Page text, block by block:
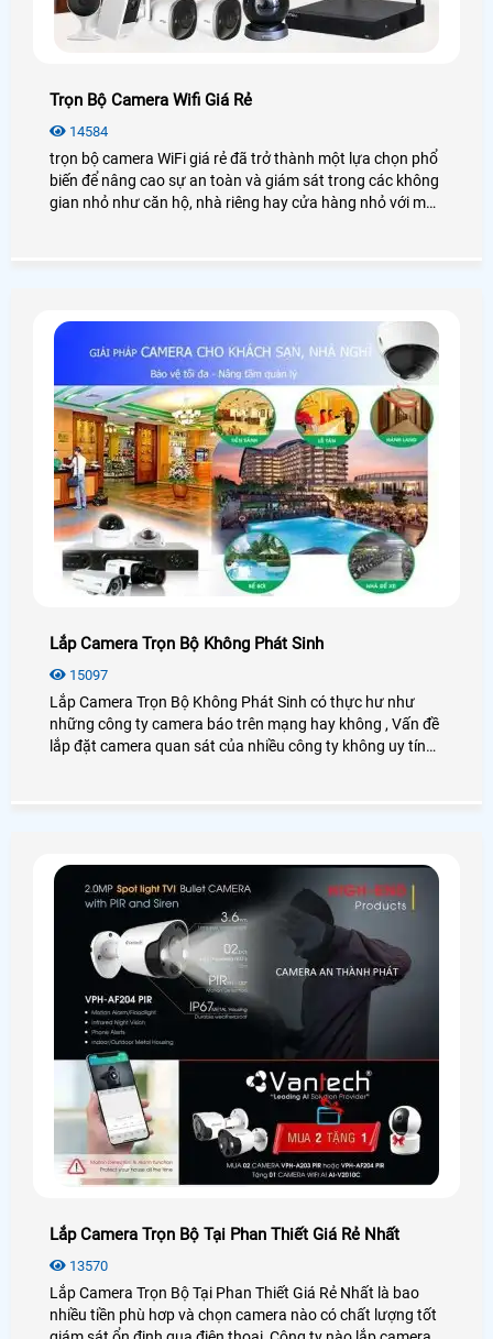
Trọn Bộ Camera Wifi Giá Rẻ
14584
trọn bộ camera WiFi giá rẻ đã trở thành một lựa chọn phổ
biến để nâng cao sự an toàn và giám sát trong các không
gian nhỏ như căn hộ, nhà riêng hay cửa hàng nhỏ với mức
Lắp Camera Trọn Bộ Không Phát Sinh
15097
Lắp Camera Trọn Bộ Không Phát Sinh có thực hư như
những công ty camera báo trên mạng hay không , Vấn đề
lắp đặt camera quan sát của nhiều công ty không uy tín
Lắp Camera Trọn Bộ Tại Phan Thiết Giá Rẻ Nhất
13570
Lắp Camera Trọn Bộ Tại Phan Thiết Giá Rẻ Nhất là bao
nhiều tiền phù hơp và chọn camera nào có chất lượng tốt